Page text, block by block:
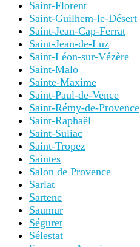
Saint-Florent
Saint-Guilhem-le-Désert
Saint-Jean-Cap-Ferrat
Saint-Jean-de-Luz
Saint-Léon-sur-Vézère
Saint-Malo
Sainte-Maxime
Saint-Paul-de-Vence
Saint-Rémy-de-Provence
Saint-Raphaël
Saint-Suliac
Saint-Tropez
Saintes
Salon de Provence
Sarlat
Sartene
Saumur
Séguret
Sélestat